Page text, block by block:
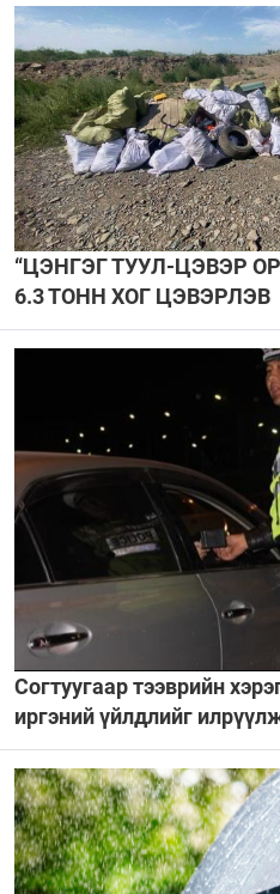
“ЦЭНГЭГ ТУУЛ-ЦЭВЭР
6.3 ТОНН ХОГ ЦЭВЭРЛЭВ
Согтуугаар тээврийн
иргэний үйлдлийг